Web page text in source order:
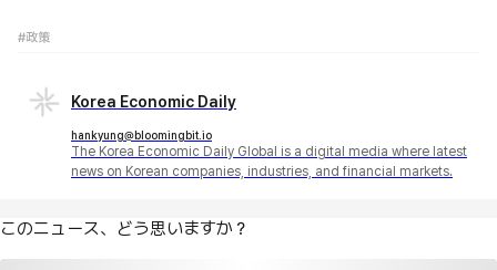
#政策
Korea Economic Daily
hankyung@bloomingbit.io
The Korea Economic Daily Global is a digital media where latest
news on Korean companies, industries, and financial markets.
このニュース、どう思いますか？